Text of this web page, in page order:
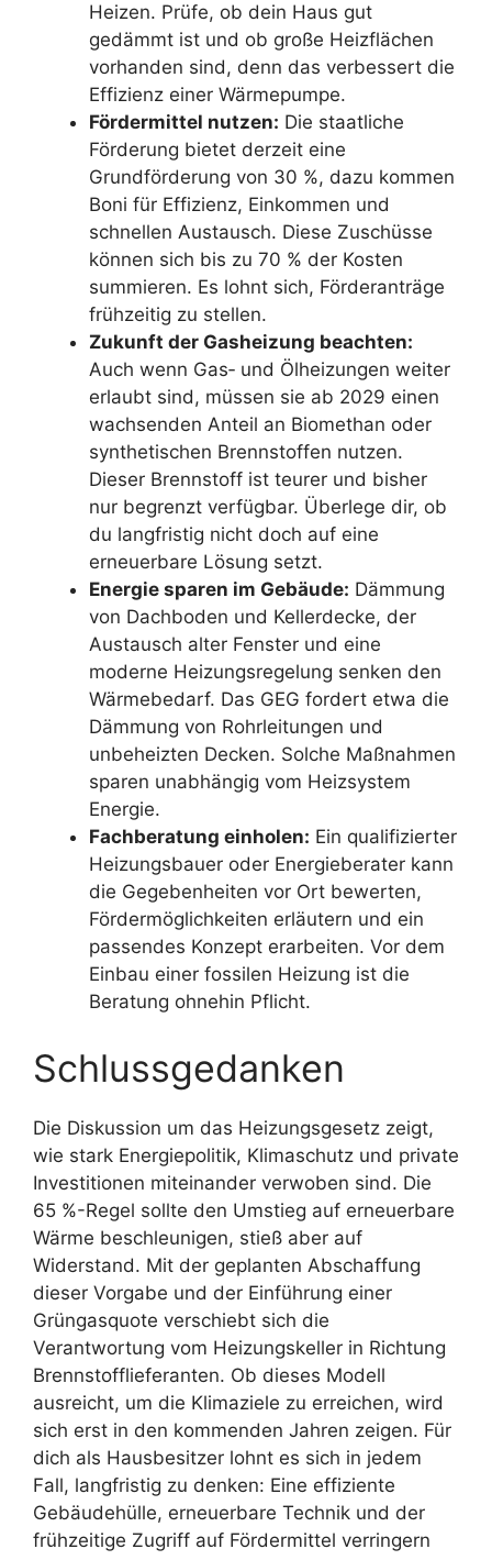
Heizen. Prüfe, ob dein Haus gut
gedämmt ist und ob große Heizflächen
vorhanden sind, denn das verbessert die
Effizienz einer Wärmepumpe.
Fördermittel nutzen: Die staatliche
Förderung bietet derzeit eine
Grundförderung von 30 %, dazu kommen
Boni für Effizienz, Einkommen und
schnellen Austausch. Diese Zuschüsse
können sich bis zu 70 % der Kosten
summieren. Es lohnt sich, Förderanträge
frühzeitig zu stellen.
Zukunft der Gasheizung beachten:
Auch wenn Gas‑ und Ölheizungen weiter
erlaubt sind, müssen sie ab 2029 einen
wachsenden Anteil an Biomethan oder
synthetischen Brennstoffen nutzen.
Dieser Brennstoff ist teurer und bisher
nur begrenzt verfügbar. Überlege dir, ob
du langfristig nicht doch auf eine
erneuerbare Lösung setzt.
Energie sparen im Gebäude: Dämmung
von Dachboden und Kellerdecke, der
Austausch alter Fenster und eine
moderne Heizungsregelung senken den
Wärmebedarf. Das GEG fordert etwa die
Dämmung von Rohrleitungen und
unbeheizten Decken. Solche Maßnahmen
sparen unabhängig vom Heizsystem
Energie.
Fachberatung einholen: Ein qualifizierter
Heizungsbauer oder Energieberater kann
die Gegebenheiten vor Ort bewerten,
Fördermöglichkeiten erläutern und ein
passendes Konzept erarbeiten. Vor dem
Einbau einer fossilen Heizung ist die
Beratung ohnehin Pflicht.
Schlussgedanken
Die Diskussion um das Heizungsgesetz zeigt,
wie stark Energiepolitik, Klimaschutz und private
Investitionen miteinander verwoben sind. Die
65 %-Regel sollte den Umstieg auf erneuerbare
Wärme beschleunigen, stieß aber auf
Widerstand. Mit der geplanten Abschaffung
dieser Vorgabe und der Einführung einer
Grüngasquote verschiebt sich die
Verantwortung vom Heizungskeller in Richtung
Brennstofflieferanten. Ob dieses Modell
ausreicht, um die Klimaziele zu erreichen, wird
sich erst in den kommenden Jahren zeigen. Für
dich als Hausbesitzer lohnt es sich in jedem
Fall, langfristig zu denken: Eine effiziente
Gebäudehülle, erneuerbare Technik und der
frühzeitige Zugriff auf Fördermittel verringern